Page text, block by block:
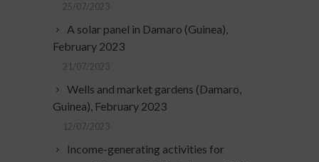
25/07/2023
A solar panel in Damaro (Guinea),
February 2023
21/07/2023
Wells and market gardens (Damaro,
Guinea), February 2023
12/07/2023
Income-generating activities for